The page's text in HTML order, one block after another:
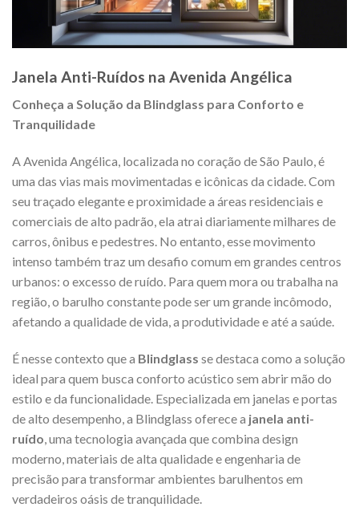
Janela Anti-Ruídos na Avenida Angélica
Conheça a Solução da Blindglass para Conforto e
Tranquilidade
A Avenida Angélica, localizada no coração de São Paulo, é
uma das vias mais movimentadas e icônicas da cidade. Com
seu traçado elegante e proximidade a áreas residenciais e
comerciais de alto padrão, ela atrai diariamente milhares de
carros, ônibus e pedestres. No entanto, esse movimento
intenso também traz um desafio comum em grandes centros
urbanos: o excesso de ruído. Para quem mora ou trabalha na
região, o barulho constante pode ser um grande incômodo,
afetando a qualidade de vida, a produtividade e até a saúde.
É nesse contexto que a Blindglass se destaca como a solução
ideal para quem busca conforto acústico sem abrir mão do
estilo e da funcionalidade. Especializada em janelas e portas
de alto desempenho, a Blindglass oferece a janela anti-
ruído, uma tecnologia avançada que combina design
moderno, materiais de alta qualidade e engenharia de
precisão para transformar ambientes barulhentos em
verdadeiros oásis de tranquilidade.